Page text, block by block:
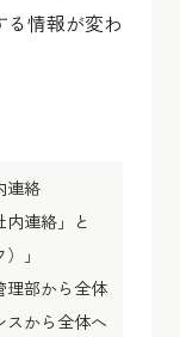
情報が変わ
連絡
内連絡」と
」
理部から全体
スから全体へ